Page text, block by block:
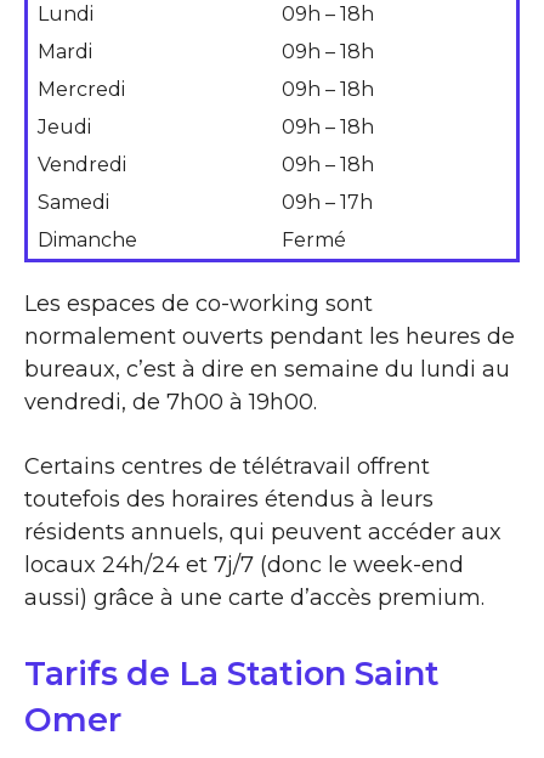
Lundi
09h – 18h
Mardi
09h – 18h
Mercredi
09h – 18h
Jeudi
09h – 18h
Vendredi
09h – 18h
Samedi
09h – 17h
Dimanche
Fermé
Les espaces de co-working sont
normalement ouverts pendant les heures de
bureaux, c’est à dire en semaine du lundi au
vendredi, de 7h00 à 19h00.
Certains centres de télétravail offrent
toutefois des horaires étendus à leurs
résidents annuels, qui peuvent accéder aux
locaux 24h/24 et 7j/7 (donc le week-end
aussi) grâce à une carte d’accès premium.
Tarifs de La Station Saint
Omer